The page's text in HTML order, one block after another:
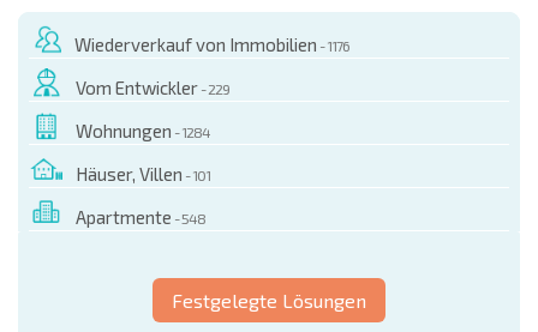
Wiederverkauf von Immobilien - 1176
Vom Entwickler - 229
Wohnungen - 1284
Häuser, Villen - 101
Apartmente - 548
Festgelegte Lösungen